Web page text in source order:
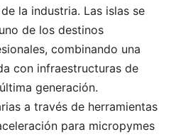
la industria. Las islas se
de los destinos
combinando una
con infraestructuras de
generación.
a través de herramientas
para micropymes